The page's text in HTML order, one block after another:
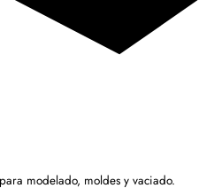
modelado, moldes y vaciado.